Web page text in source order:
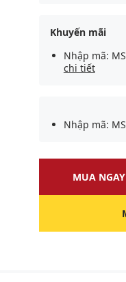
Khuyến mãi
Nhập mã:
chi tiết
Nhập mã:
MUA NGAY